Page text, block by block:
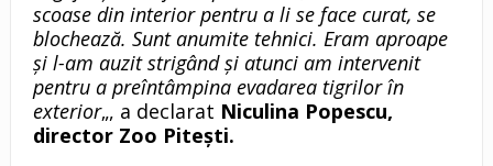
scoase din interior pentru a li se face curat, se
blochează. Sunt anumite tehnici. Eram aproape
și l-am auzit strigând și atunci am intervenit
pentru a preîntâmpina evadarea tigrilor în
exterior„, a declarat Niculina Popescu,
director Zoo Piteşti.